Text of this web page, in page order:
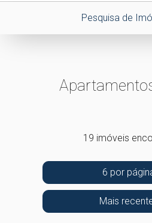
Pesquisa de
19 imóveis
6 por
Mais